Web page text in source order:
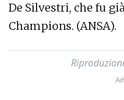
De Silvestri, che fu
Champions. (ANSA).